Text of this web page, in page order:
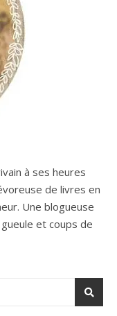
à ses heures
de livres en
Une blogueuse
et coups de